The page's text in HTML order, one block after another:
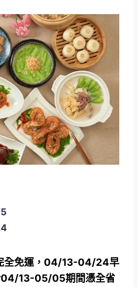
全免運，04/13-04/24早
04/13-05/05期間憑全省